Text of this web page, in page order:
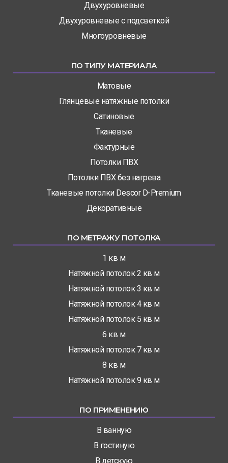
Двухуровневые
Двухуровневые с подсветкой
Многоуровневые
ПО ТИПУ МАТЕРИАЛА
Матовые
Глянцевые натяжные потолки
Сатиновые
Тканевые
Фактурные
Потолки ПВХ
Потолки ПВХ без нагрева
Тканевые потолки Descor D-Premium
Декоративные
ПО МЕТРАЖУ ПОТОЛКА
1 кв м
Натяжной потолок 2 кв м
Натяжной потолок 3 кв м
Натяжной потолок 4 кв м
Натяжной потолок 5 кв м
6 кв м
Натяжной потолок 7 кв м
8 кв м
Натяжной потолок 9 кв м
ПО ПРИМЕНЕНИЮ
В ванную
В гостиную
В детскую